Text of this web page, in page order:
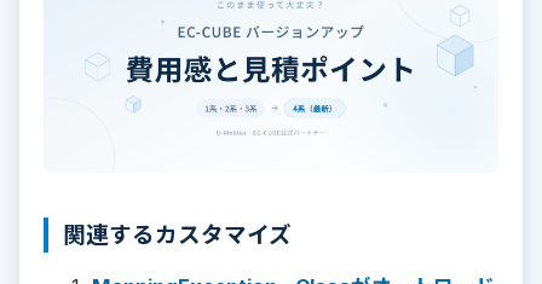
関連するカスタマイズ